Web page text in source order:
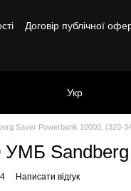
Договір публічної
Укр
Saver Powerbank 10000, (320-
УМБ
Написати відгук